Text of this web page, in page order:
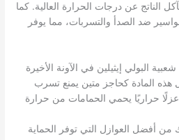
الناتج عن درجات الحرارة العالية. كما
ضد الصدأ والتسربات، مما يوفر
البولي إيثيلين في الآونة الأخيرة
هذه المادة كحاجز متين يمنع تسرب
عزلًا حراريًا يحمي الحمامات من حرارة
من أفضل العوازل التي توفر الحماية